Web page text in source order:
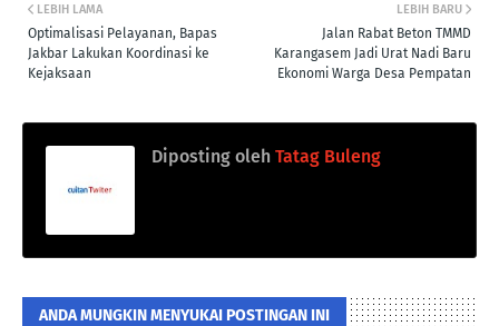
LEBIH BARU
Jalan Rabat Beton TMMD
Karangasem Jadi Urat Nadi Baru
Ekonomi Warga Desa Pempatan
LEBIH LAMA
Optimalisasi Pelayanan, Bapas
Jakbar Lakukan Koordinasi ke
Kejaksaan
Diposting oleh Tatag Buleng
ANDA MUNGKIN MENYUKAI POSTINGAN INI